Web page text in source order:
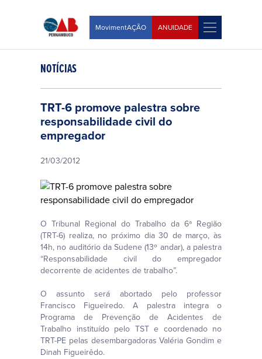
MovimentAÇÃO ANUIDADE
NOTÍCIAS
TRT-6 promove palestra sobre
responsabilidade civil do
empregador
21/03/2012
O Tribunal Regional do Trabalho da 6ª Região
(TRT-6) realiza, no próximo dia 30 de março, às
14h, no auditório da Sudene (13º andar), a palestra
“Responsabilidade civil do empregador
decorrente de acidentes de trabalho”.
O assunto será abortado pelo professor
Francisco Figueiredo. A palestra integra o
Programa de Prevenção de Acidentes de
Trabalho instituído pelo TST e coordenado no
TRT-PE pelas desembargadoras Valéria Gondim e
Dinah Figueirêdo.